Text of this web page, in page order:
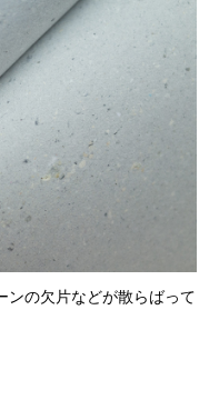
ンの欠片などが散らばって